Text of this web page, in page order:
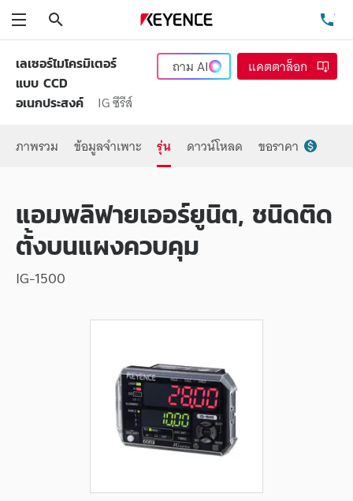
เลเซอร์ไมโครมิเตอร์
แบบ CCD
อเนกประสงค์
IG ซีรีส์
ถามAI แคตตาล็อก
ภาพรวม ข้อมูลจำเพาะ รุ่น ดาวน์โหลด ขอราคา
แอมพลิฟายเออร์ยูนิต, ชนิดติด
ตั้งบนแผงควบคุม
IG-1500